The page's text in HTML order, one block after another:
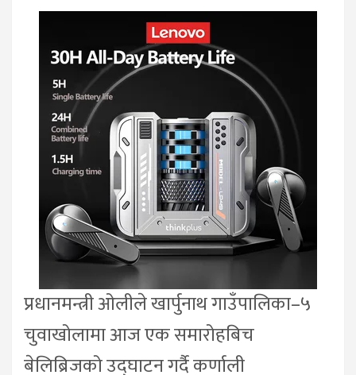
प्रधानमन्त्री ओलीले खार्पुनाथ गाउँपालिका–५
चुवाखोलामा आज एक समारोहबिच
बेलिब्रिजको उद्घाटन गर्दै कर्णाली